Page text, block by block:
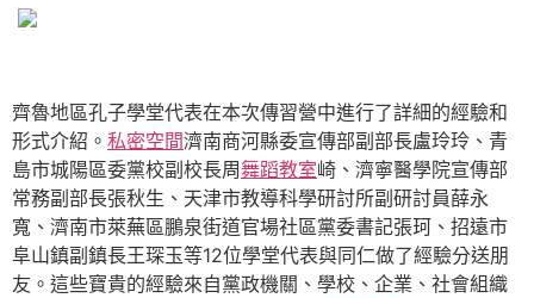
齊魯地區孔子學堂代表在本次傳習營中進行了詳細的經驗和
形式介紹。 私密空間濟南商河縣委宣傳部副部長盧玲玲、青
島市城陽區委黨校副校長周舞蹈教室崎、濟寧醫學院宣傳部
常務副部長張秋生、天津市教導科學研討所副研討員薛永
寬、濟南市萊蕪區鵬泉街道官場社區黨委書記張珂、招遠市
阜山鎮副鎮長王琛玉等12位學堂代表與同仁做了經驗分送朋
友。這些寶貴的經驗來自黨政機關、學校、企業、社會組織